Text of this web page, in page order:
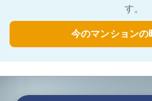
す。
今のマンションの